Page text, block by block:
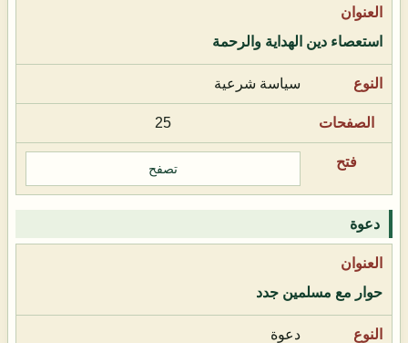
استعصاء دين الهداية والرحمة
سياسة شرعية
25
تصفح
دعوة
حوار مع مسلمين جدد
دعوة